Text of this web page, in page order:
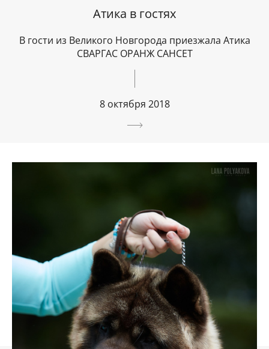
Атика в гостях
В гости из Великого Новгорода приезжала Атика
СВАРГАС ОРАНЖ САНСЕТ
8 октября 2018